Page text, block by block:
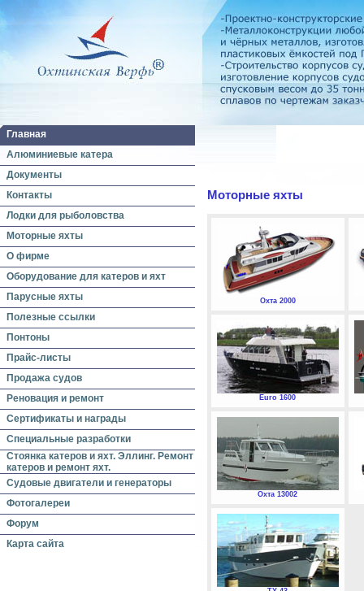
Главная
Алюминиевые катера
Документы
Контакты
Лодки для рыболовства
Моторные яхты
О фирме
Оборудование для катеров и яхт
Парусные яхты
Полезные ссылки
Понтоны
Прайс-листы
Продажа судов
Реновация и ремонт
Сертификаты и награды
Специальные разработки
Стоянка катеров и яхт. Эллинг. Ремонт
катеров и ремонт яхт.
Судовые двигатели и генераторы
Фотогалереи
Форум
Карта сайта
Моторные яхты
Охта 2000
Euro 1600
Охта 13002